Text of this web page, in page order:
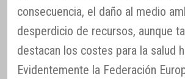
consecuencia, el daño al medio
desperdicio de recursos, aunque
destacan los costes para la salud
Evidentemente la Federación